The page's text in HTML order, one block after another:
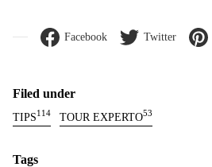
Facebook Twitter
Filed under
TIPS114 TOUR EXPERTO53
Tags